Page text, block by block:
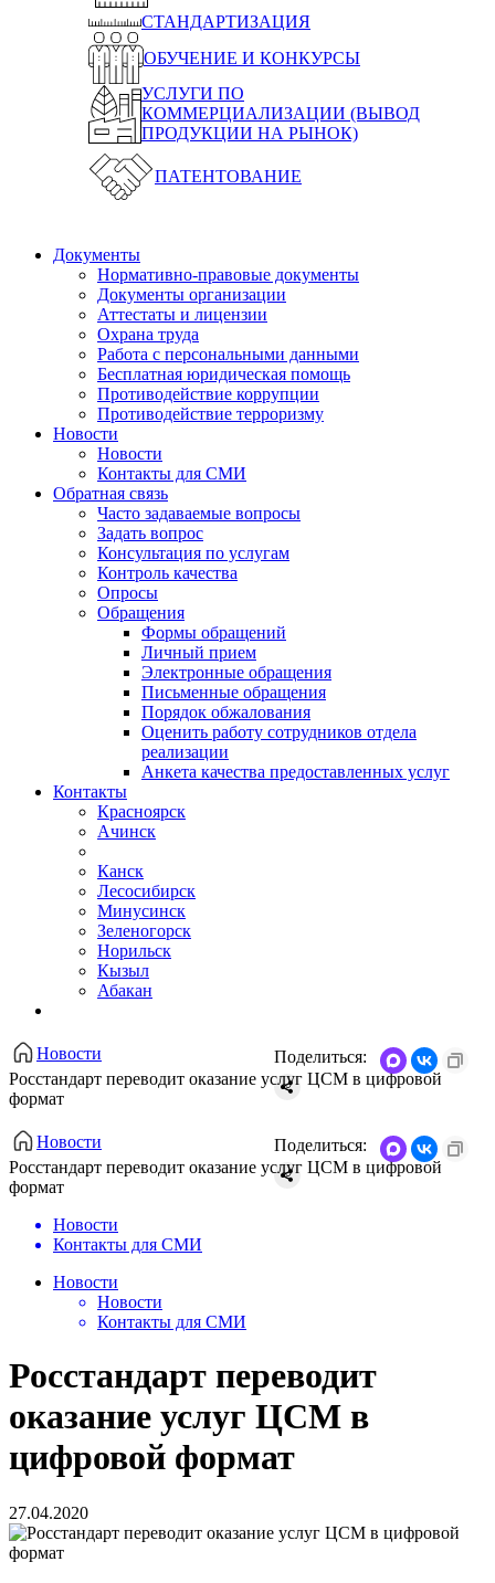
СТАНДАРТИЗАЦИЯ
ОБУЧЕНИЕ И КОНКУРСЫ
УСЛУГИ ПО
КОММЕРЦИАЛИЗАЦИИ (ВЫВОД
ПРОДУКЦИИ НА РЫНОК)
ПАТЕНТОВАНИЕ
Документы
Нормативно-правовые документы
Документы организации
Аттестаты и лицензии
Охрана труда
Работа с персональными данными
Бесплатная юридическая помощь
Противодействие коррупции
Противодействие терроризму
Новости
Новости
Контакты для СМИ
Обратная связь
Часто задаваемые вопросы
Задать вопрос
Консультация по услугам
Контроль качества
Опросы
Обращения
Формы обращений
Личный прием
Электронные обращения
Письменные обращения
Порядок обжалования
Оценить работу сотрудников отдела
реализации
Анкета качества предоставленных услуг
Контакты
Красноярск
Ачинск
Канск
Лесосибирск
Минусинск
Зеленогорск
Норильск
Кызыл
Абакан
Новости
Росстандарт переводит оказание услуг ЦСМ в цифровой
формат
Поделиться:
Новости
Росстандарт переводит оказание услуг ЦСМ в цифровой
формат
Поделиться:
Новости
Контакты для СМИ
Новости
Новости
Контакты для СМИ
Росстандарт переводит
оказание услуг ЦСМ в
цифровой формат
27.04.2020